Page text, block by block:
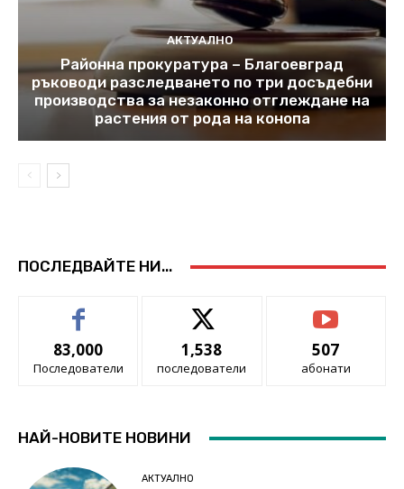
АКТУАЛНО
Районна прокуратура – Благоевград
ръководи разследването по три досъдебни
производства за незаконно отглеждане на
растения от рода на конопа
ПОСЛЕДВАЙТЕ НИ...
83,000
Последователи
1,538
последователи
507
абонати
НАЙ-НОВИТЕ НОВИНИ
АКТУАЛНО